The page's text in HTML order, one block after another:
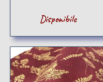
Disponibile